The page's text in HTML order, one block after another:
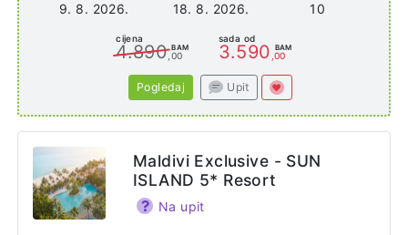
9. 8. 2026.
18. 8. 2026.
10
cijena
4.890 BAM
,00
sada od
3.590 BAM
,00
Pogledaj Upit
Maldivi Exclusive - SUN
ISLAND 5* Resort
Na upit